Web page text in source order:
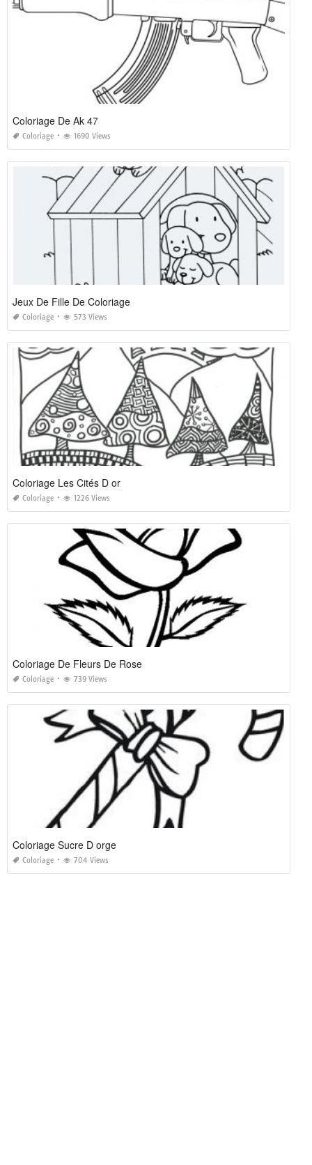
Coloriage De Ak 47
Coloriage 1690 Views
Jeux De Fille De Coloriage
Coloriage 573 Views
Coloriage Les Cités D or
Coloriage 1226 Views
Coloriage De Fleurs De Rose
Coloriage 739 Views
Coloriage Sucre D orge
Coloriage 704 Views